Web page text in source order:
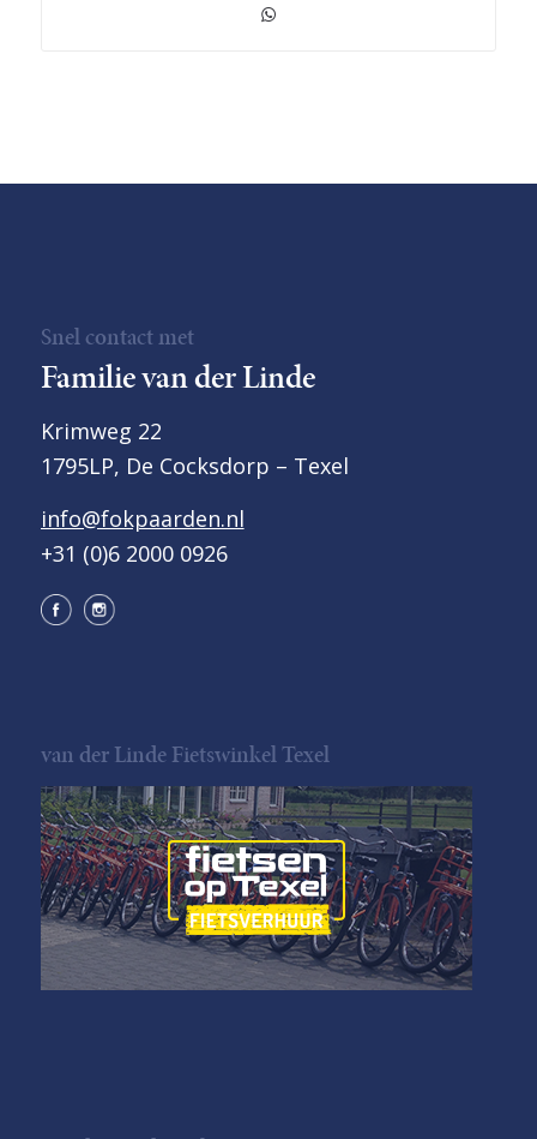
Snel contact met
Familie van der Linde
Krimweg 22
1795LP, De Cocksdorp – Texel
info@fokpaarden.nl
+31 (0)6 2000 0926
van der Linde Fietswinkel Texel